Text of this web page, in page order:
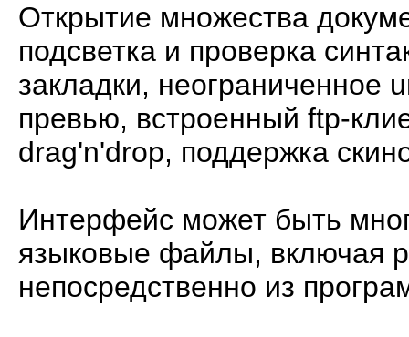
Открытие множества
подсветка и проверка
закладки, неограниченное
превью, встроенный ftp-
drag'n'drop, поддержка
Интерфейс может быть
языковые файлы, включая
непосредственно из